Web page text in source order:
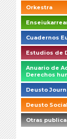
Orkestra
Cuadernos
Estudios de
Anuario de
Derechos
Deusto
Deusto
Otras